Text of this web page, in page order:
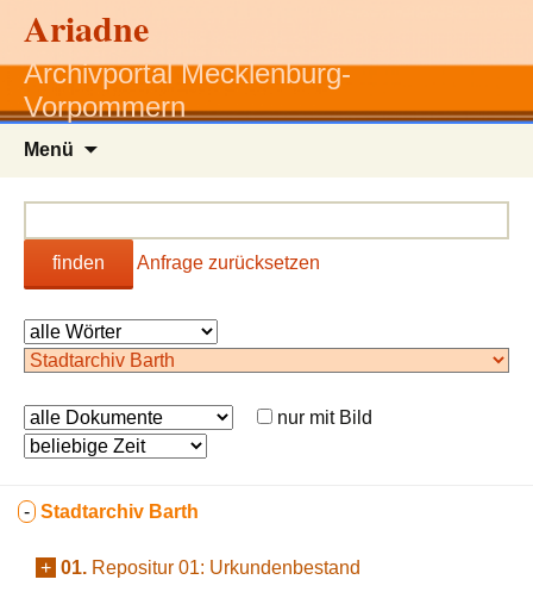
Ariadne
Archivportal Mecklenburg-
Vorpommern
Menü
finden Anfrage zurücksetzen
nur mit Bild
- Stadtarchiv Barth
+ 01. Repositur 01: Urkundenbestand